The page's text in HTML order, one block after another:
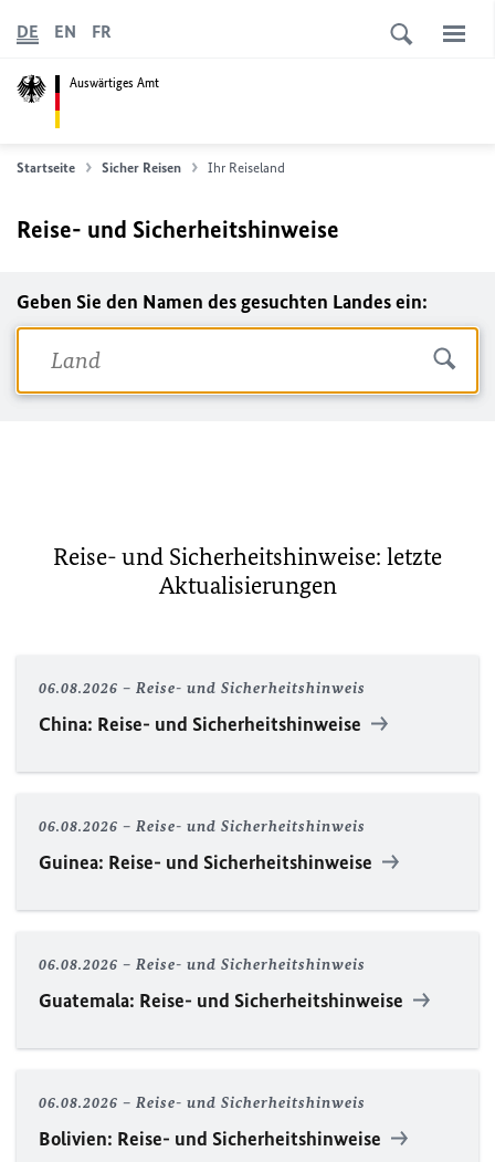
Auswärtiges Amt
DE EN FR
Startseite Sicher Reisen Ihr Reiseland
Reise- und Sicherheitshinweise
Geben Sie den Namen des gesuchten Landes ein:
Reise- und Sicherheitshinweise: letzte
Aktualisierungen
06.08.2026 Reise- und Sicherheitshinweis
China: Reise- und Sicherheitshinweise
06.08.2026 Reise- und Sicherheitshinweis
Guinea: Reise- und Sicherheitshinweise
06.08.2026 Reise- und Sicherheitshinweis
Guatemala: Reise- und Sicherheitshinweise
06.08.2026 Reise- und Sicherheitshinweis
Bolivien: Reise- und Sicherheitshinweise